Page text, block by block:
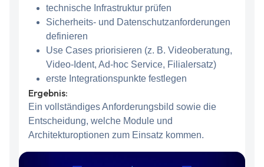
technische Infrastruktur prüfen
Sicherheits- und Datenschutzanforderungen
definieren
Use Cases priorisieren (z. B. Videoberatung,
Video-Ident, Ad-hoc Service, Filialersatz)
erste Integrationspunkte festlegen
Ergebnis:
Ein vollständiges Anforderungsbild sowie die
Entscheidung, welche Module und
Architekturoptionen zum Einsatz kommen.